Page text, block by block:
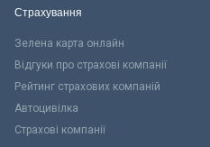
Страхування
Зелена карта онлайн
Відгуки про страхові компанії
Рейтинг страхових компаній
Автоцивілка
Страхові компанії